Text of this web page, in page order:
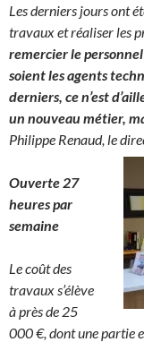
Les derniers jours ont
travaux et réaliser les
remercier le
soient les agents
derniers, ce n’est
un nouveau métier,
Philippe Renaud, le
Ouverte 27
heures par
semaine
Le coût des
travaux s’élève
à près de 25
000 €, dont une partie